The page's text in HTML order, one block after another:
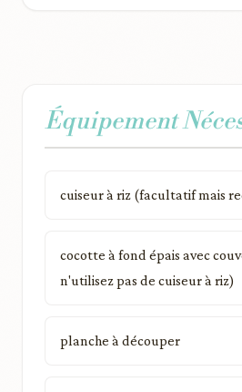
Équipement
cuiseur à riz (facultatif mais
cocotte à fond épais avec
n'utilisez pas de cuiseur à riz)
planche à découper